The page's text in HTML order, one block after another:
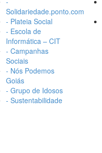
Solidariedade.ponto.com
- Plateia Social
- Escola de
Informática – CIT
- Campanhas
Sociais
- Nós Podemos
Goiás
- Grupo de Idosos
- Sustentabilidade